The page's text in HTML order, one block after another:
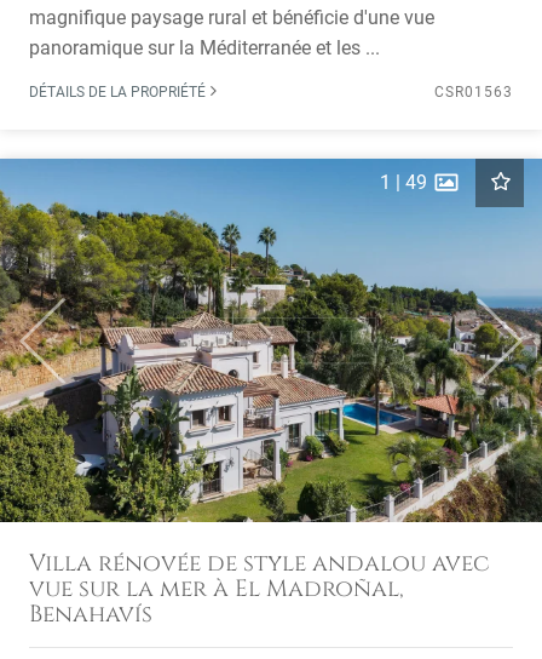
magnifique paysage rural et bénéficie d'une vue
panoramique sur la Méditerranée et les ...
DÉTAILS DE LA PROPRIÉTÉ CSR01563
Previous Next
1 | 49
Villa rénovée de style andalou avec
vue sur la mer à El Madroñal,
Benahavís